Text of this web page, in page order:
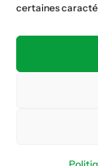
certaines
Nous suivre
Formation
Caisse AVS 66.1